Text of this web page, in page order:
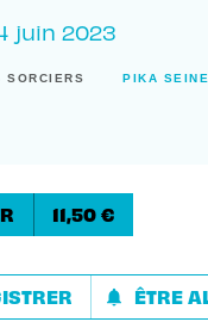
juin 2023
SORCIERS PIKA
11,50 €
notifications ÊTRE